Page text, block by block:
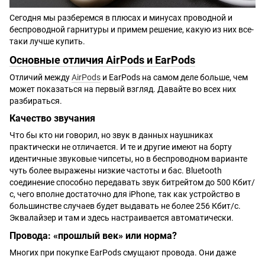
Сегодня мы разберемся в плюсах и минусах проводной и
беспроводной гарнитуры и примем решение, какую из них все-
таки лучше купить.
Основные отличия AirPods и EarPods
Отличий междуAirPods и EarPods на самом деле больше, чем
может показаться на первый взгляд. Давайте во всех них
разбираться.
Качество звучания
Что бы кто ни говорил, но звук в данных наушниках
практически не отличается. И те и другие имеют на борту
идентичные звуковые чипсеты, но в беспроводном варианте
чуть более выражены низкие частоты и бас. Bluetooth
соединение способно передавать звук битрейтом до 500 Кбит/
с, чего вполне достаточно для iPhone, так как устройство в
большинстве случаев будет выдавать не более 256 Кбит/с.
Эквалайзер и там и здесь настраивается автоматически.
Провода: «прошлый век» или норма?
Многих при покупке EarPods смущают провода. Они даже